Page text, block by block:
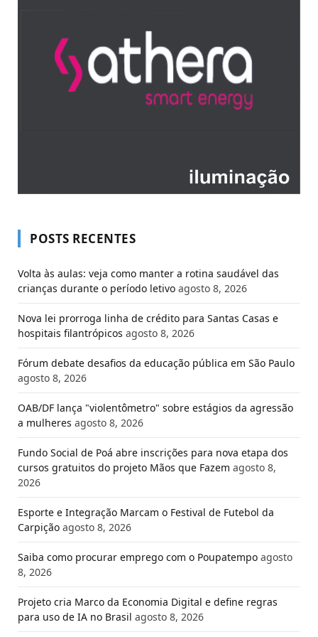
POSTS RECENTES
Volta às aulas: veja como manter a rotina saudável das
crianças durante o período letivo agosto 8, 2026
Nova lei prorroga linha de crédito para Santas Casas e
hospitais filantrópicos agosto 8, 2026
Fórum debate desafios da educação pública em São Paulo
agosto 8, 2026
OAB/DF lança "violentômetro" sobre estágios da agressão
a mulheres agosto 8, 2026
Fundo Social de Poá abre inscrições para nova etapa dos
cursos gratuitos do projeto Mãos que Fazem agosto 8,
2026
Esporte e Integração Marcam o Festival de Futebol da
Carpição agosto 8, 2026
Saiba como procurar emprego com o Poupatempo agosto
8, 2026
Projeto cria Marco da Economia Digital e define regras
para uso de IA no Brasil agosto 8, 2026